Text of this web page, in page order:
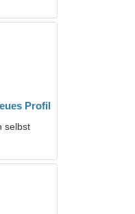
Profil
selbst